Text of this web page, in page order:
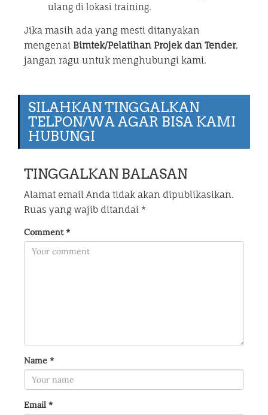
ulang di lokasi training.
Jika masih ada yang mesti ditanyakan
mengenai Bimtek/Pelatihan Projek dan Tender,
jangan ragu untuk menghubungi kami.
SILAHKAN TINGGALKAN
TELPON/WA AGAR BISA KAMI
HUBUNGI
TINGGALKAN BALASAN
Alamat email Anda tidak akan dipublikasikan.
Ruas yang wajib ditandai *
Comment*
Name *
Email *